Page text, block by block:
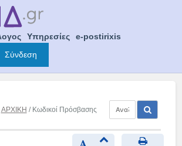
Υπηρεσίες
e-postirixis
Σύνδεση
ΑΡΧΙΚΗ / Κωδικοί Πρόσβασης